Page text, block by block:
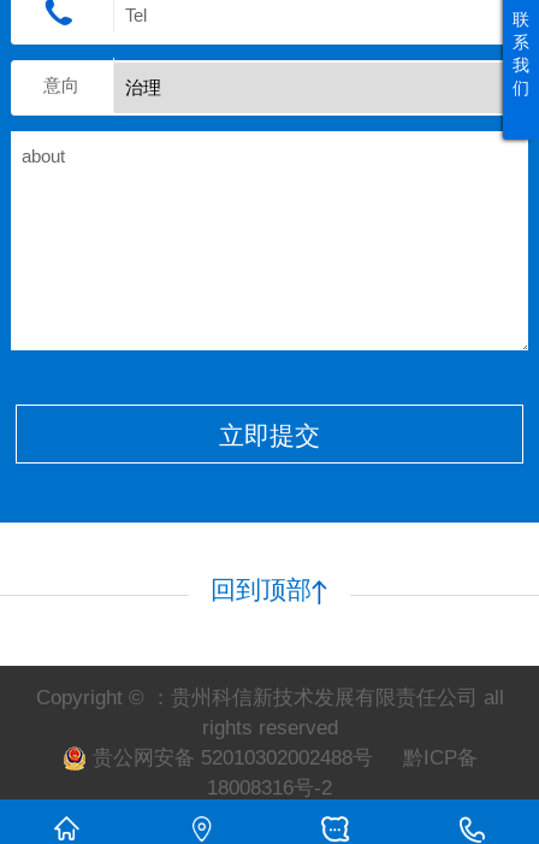
意向
立即提交
回到顶部
Copyright © ：贵州科信新技术发展有限责任公司 all
rights reserved
贵公网安备 52010302002488号
黔ICP备
18008316号-2
联
系
我
们